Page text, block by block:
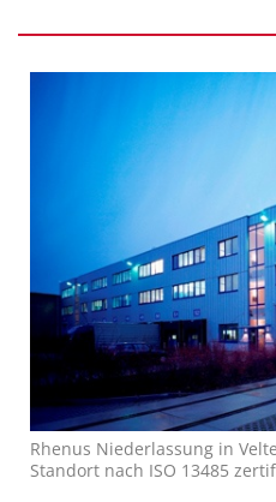
Rhenus Niederlassung in
Standort nach ISO 13485